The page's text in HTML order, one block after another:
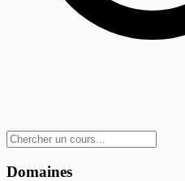
Domaines